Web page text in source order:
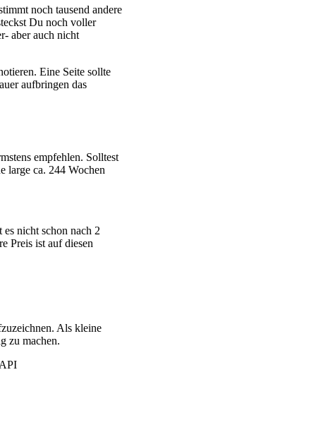
noch tausend andere
Du noch voller
aber auch nicht
Eine Seite sollte
aufbringen das
empfehlen. Solltest
large ca. 244 Wochen
nicht schon nach 2
Preis ist auf diesen
Als kleine
zu machen.